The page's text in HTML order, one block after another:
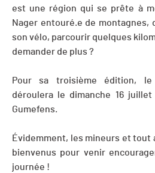
est une région qui se prête à
Nager entouré.e de montagnes,
son vélo, parcourir quelques
demander de plus ?
Pour sa troisième édition, le
déroulera le dimanche 16
Gumefens.
Évidemment, les mineurs et
bienvenus pour venir
journée !